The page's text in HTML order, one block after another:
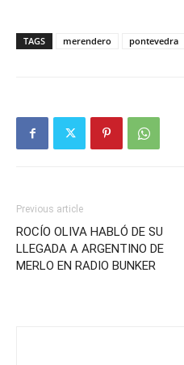
TAGS merendero pontevedra
Previous article
ROCÍO OLIVA HABLÓ DE SU
LLEGADA A ARGENTINO DE
MERLO EN RADIO BUNKER